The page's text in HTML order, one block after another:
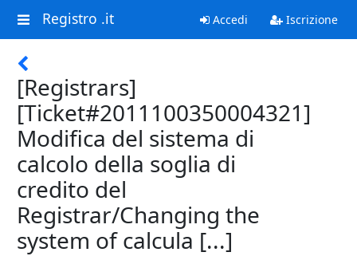
Registro .it Accedi Iscrizione
[Registrars]
[Ticket#2011100350004321]
Modifica del sistema di
calcolo della soglia di
credito del
Registrar/Changing the
system of calcula [...]